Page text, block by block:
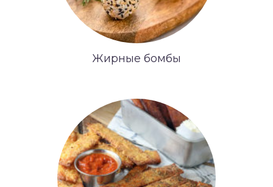
Жирные бомбы